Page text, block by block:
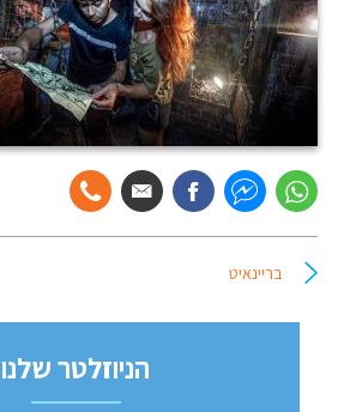
בריינאיט
הניוזלטר שלנו